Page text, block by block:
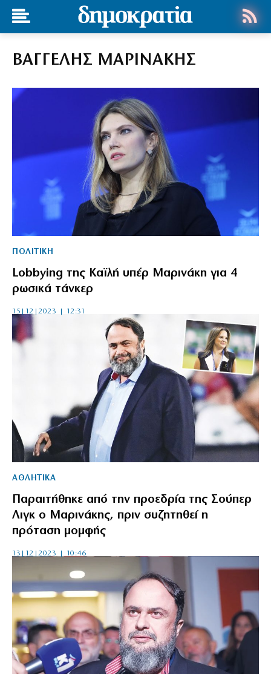
ΒΑΓΓΕΛΗΣ ΜΑΡΙΝΑΚΗΣ
ΠΟΛΙΤΙΚΗ
Lobbying της Καϊλή υπέρ Μαρινάκη για 4
ρωσικά τάνκερ
15|12|2023 | 12:31
ΑΘΛΗΤΙΚΑ
Παραιτήθηκε από την προεδρία της Σούπερ
Λιγκ ο Μαρινάκης, πριν συζητηθεί η
πρόταση μομφής
13|12|2023 | 10:46